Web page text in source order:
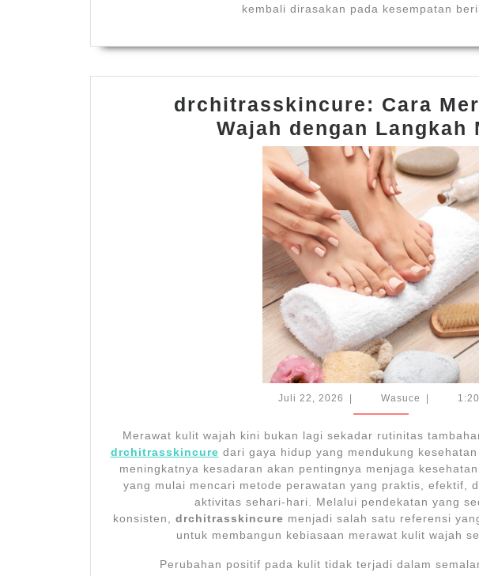
kembali dirasakan pada kesempatan
drchitrasskincure: Cara
Wajah dengan Langkah
Juli 22, 2026 Juli
22,
| Wasuce Wasuce
|
Merawat kulit wajah kini bukan lagi sekadar rutinitas
drchitrasskincure dari gaya hidup yang mendukung
meningkatnya kesadaran akan pentingnya menjaga
yang mulai mencari metode perawatan yang praktis, efektif,
aktivitas sehari-hari. Melalui pendekatan yang
konsisten, drchitrasskincure menjadi salah satu referensi
untuk membangun kebiasaan merawat kulit wajah
Perubahan positif pada kulit tidak terjadi dalam